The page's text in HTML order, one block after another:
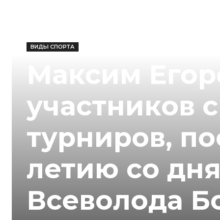
ВИДЫ СПОРТА
Максим
участников
турниров,
летию со
Всеволода